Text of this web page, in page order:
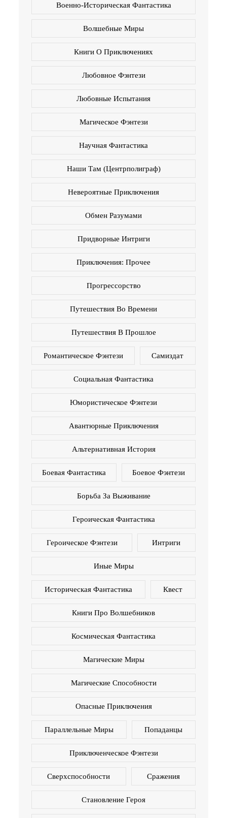
Военно-Историческая Фантастика
Волшебные Миры
Книги О Приключениях
Любовное Фэнтези
Любовные Испытания
Магическое Фэнтези
Научная Фантастика
Наши Там (Центрполиграф)
Невероятные Приключения
Обмен Разумами
Придворные Интриги
Приключения: Прочее
Прогрессорство
Путешествия Во Времени
Путешествия В Прошлое
Романтическое Фэнтези Самиздат
Социальная Фантастика
Юмористическое Фэнтези
Авантюрные Приключения
Альтернативная История
Боевая Фантастика Боевое Фэнтези
Борьба За Выживание
Героическая Фантастика
Героическое Фэнтези Интриги
Иные Миры
Историческая Фантастика Квест
Книги Про Волшебников
Космическая Фантастика
Магические Миры
Магические Способности
Опасные Приключения
Параллельные Миры Попаданцы
Приключенческое Фэнтези
Сверхспособности Сражения
Становление Героя